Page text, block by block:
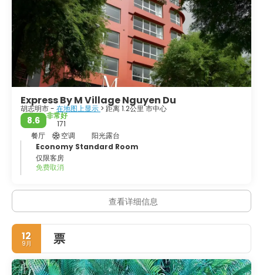
Express By M Village Nguyen Du
胡志明市 - 在地图上显示 > 距离 1.2公里 市中心
8.6
非常好
171
餐厅
空调
阳光露台
Economy Standard Room
仅限客房
免费取消
查看详细信息
12
9月 票